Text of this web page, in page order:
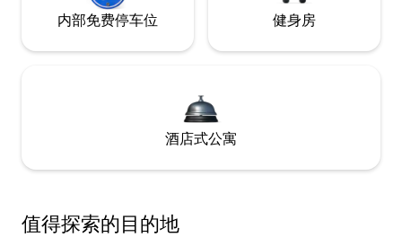
内部免费停车位 健身房
酒店式公寓
值得探索的目的地